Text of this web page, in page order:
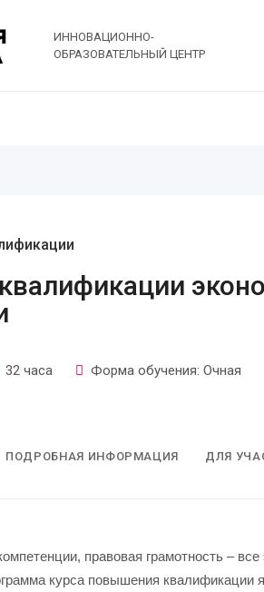
ИННОВАЦИОННО-
ОБРАЗОВАТЕЛЬНЫЙ ЦЕНТР
32 часа Форма обучения: Очная
ПОДРОБНАЯ ИНФОРМАЦИЯ ДЛЯ
правовая грамотность –
курса повышения квалификации